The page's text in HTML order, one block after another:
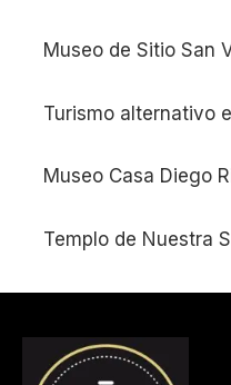
Museo de Sitio San
Turismo alternativo
Museo Casa Diego
Templo de Nuestra